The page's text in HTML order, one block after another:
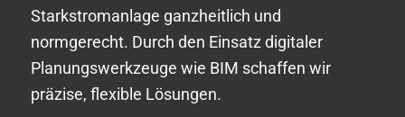
Starkstromanlage ganzheitlich und
normgerecht. Durch den Einsatz digitaler
Planungswerkzeuge wie BIM schaffen wir
präzise, flexible Lösungen.